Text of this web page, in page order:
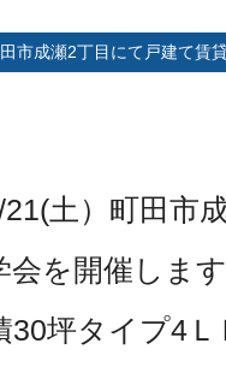
市成瀬2丁目にて戸建て賃
土）町田市
会を開催しま
30坪タイプ4